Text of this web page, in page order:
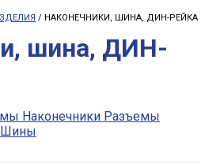
/ НАКОНЕЧНИКИ, ШИНА, ДИН-РЕЙКА
шина, ДИН-
Наконечники Разъемы
Шины